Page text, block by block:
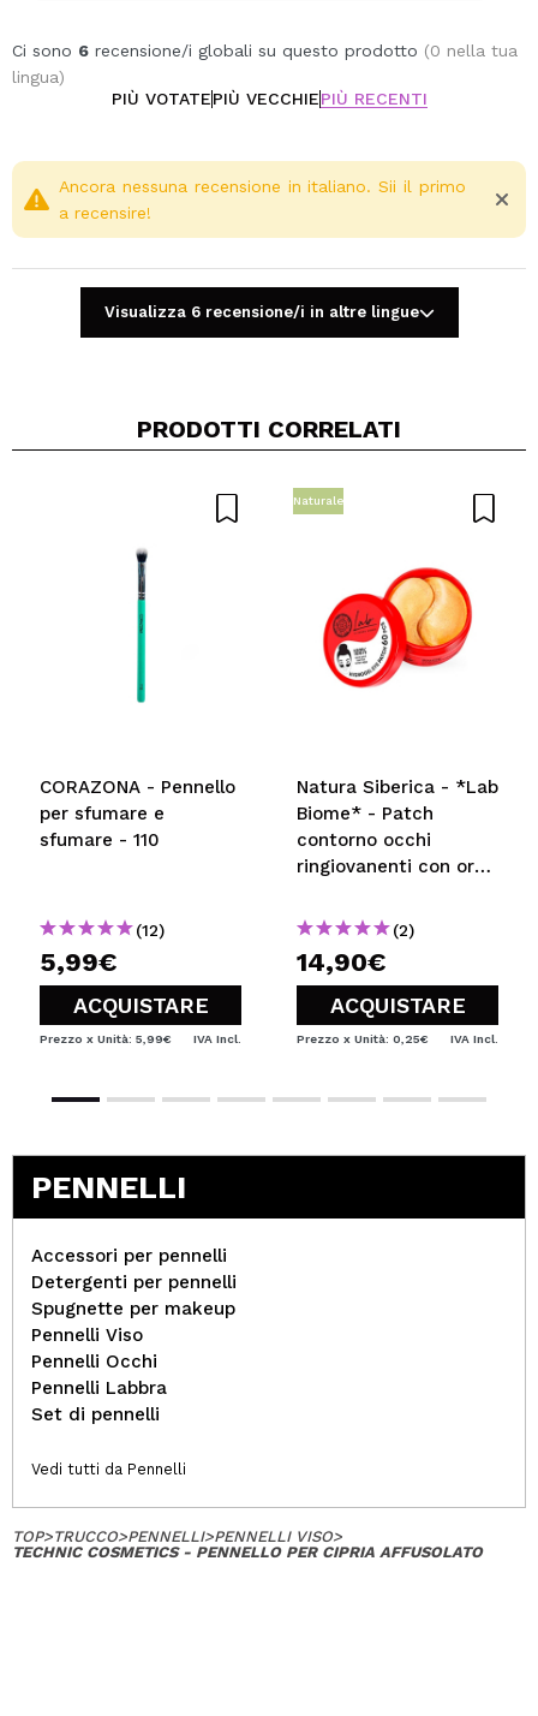
Ci sono 6 recensione/i globali su questo prodotto (0 nella tua
lingua)
PIÙ VOTATEPIÙ VECCHIEPIÙ RECENTI
Condividi un video o una foto
Ancora nessuna recensione in italiano. Sii il primo
a recensire!
Visualizza 6 recensione/i in altre lingue
PRODOTTI CORRELATI
CORAZONA - Pennello
per sfumare e
sfumare - 110
(12)
5,99€
ACQUISTARE
Prezzo x Unità: 5,99€ IVA Incl.
Naturale
Natura Siberica - *Lab
Biome* - Patch
contorno occhi
ringiovanenti con oro
(2)
14,90€
ACQUISTARE
Prezzo x Unità: 0,25€ IVA Incl.
PENNELLI
Accessori per pennelli
Detergenti per pennelli
Spugnette per makeup
Pennelli Viso
Pennelli Occhi
Pennelli Labbra
Set di pennelli
Vedi tutti da Pennelli
TOP>TRUCCO>PENNELLI>PENNELLI VISO>
TECHNIC COSMETICS - PENNELLO PER CIPRIA AFFUSOLATO